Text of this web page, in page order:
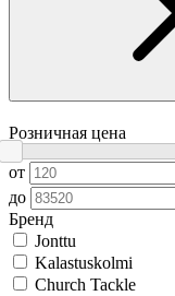
Розничная цена
от
до
Бренд
Jonttu
Kalastuskolmi
Church Tackle